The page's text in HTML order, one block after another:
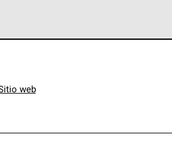
confiabilidad y destreza
web